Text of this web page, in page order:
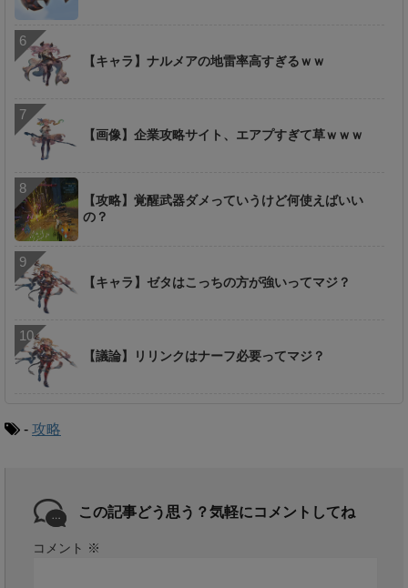
【キャラ】ナルメアの地雷率高すぎるｗｗ
【画像】企業攻略サイト、エアプすぎて草ｗｗｗ
【攻略】覚醒武器ダメっていうけど何使えばいい
の？
【キャラ】ゼタはこっちの方が強いってマジ？
【議論】リリンクはナーフ必要ってマジ？
- 攻略
この記事どう思う？気軽にコメントしてね
コメント ※